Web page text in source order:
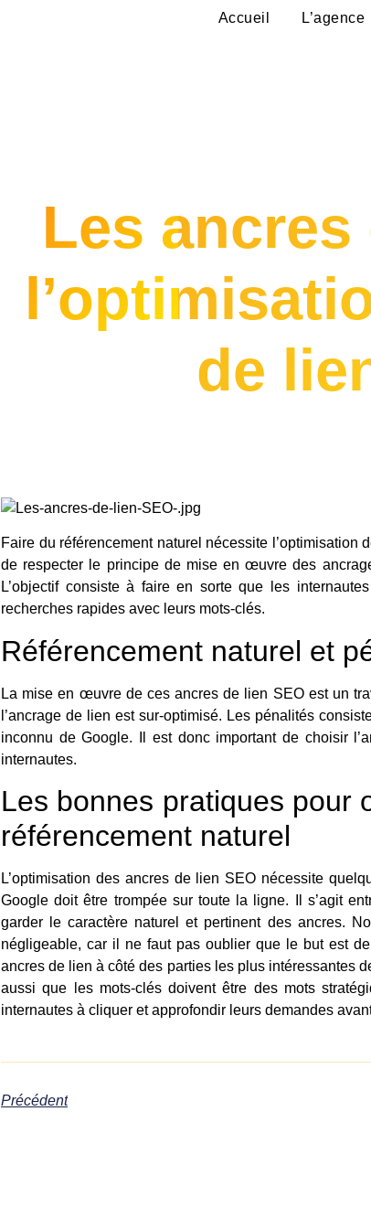
Accueil L’agence
Les
de
Faire du référencement naturel nécessite
de respecter le principe de mise en œuvre des
L’objectif consiste à faire en sorte que les
recherches rapides avec leurs mots-clés.
Référencement naturel et
La mise en œuvre de ces ancres de lien SEO est un
l’ancrage de lien est sur-optimisé. Les pénalités
inconnu de Google. Il est donc important de choisir
internautes.
Les bonnes pratiques pour
référencement naturel
L’optimisation des ancres de lien SEO nécessite
Google doit être trompée sur toute la ligne. Il s’agit
garder le caractère naturel et pertinent des ancres.
négligeable, car il ne faut pas oublier que le but est
ancres de lien à côté des parties les plus intéressantes
aussi que les mots-clés doivent être des mots
internautes à cliquer et approfondir leurs demandes
Précédent